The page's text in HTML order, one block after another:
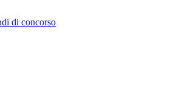
di concorso